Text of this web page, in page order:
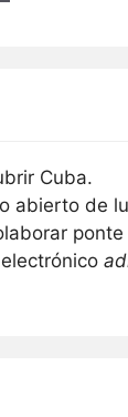
Cuba.
abierto de